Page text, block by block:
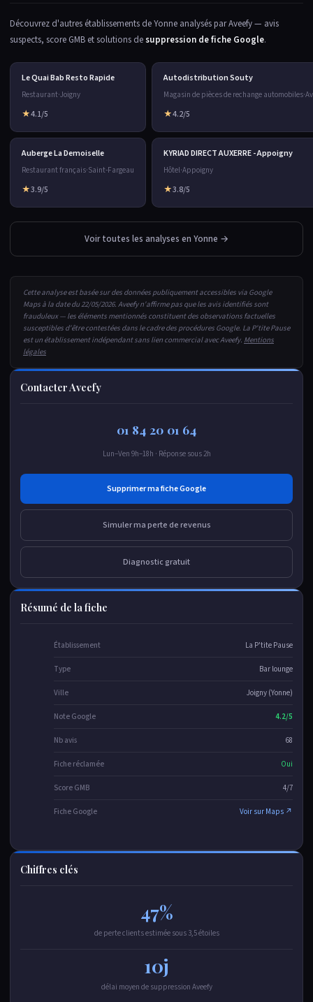
Découvrez d'autres établissements de Yonne analysés par Aveefy — avis
suspects, score GMB et solutions desuppression de fiche Google.
Le Quai Bab Resto Rapide
Restaurant·Joigny
★4.1/5
Autodistribution Souty
Magasin de pièces de rechange automobiles·
★4.2/5
Auberge La Demoiselle
Restaurant français·Saint-Fargeau
★3.9/5
KYRIAD DIRECT AUXERRE - Appoigny
Hôtel·Appoigny
★3.8/5
Voir toutes les analyses en Yonne →
Cette analyse est basée sur des données publiquement accessibles via Google
Maps à la date du 22/05/2026. Aveefy n'affirme pas que les avis identifiés sont
frauduleux — les éléments mentionnés constituent des observations factuelles
susceptibles d'être contestées dans le cadre des procédures Google. La P'tite Pause
est un établissement indépendant sans lien commercial avec Aveefy. Mentions
légales
Contacter Aveefy
01 84 20 01 64
Lun–Ven 9h–18h · Réponse sous 2h
Supprimer ma fiche Google
Simuler ma perte de revenus
Diagnostic gratuit
Résumé de la fiche
Établissement La P'tite Pause
Type Bar lounge
Ville Joigny (Yonne)
Note Google 4.2/5
Nb avis 68
Fiche réclamée Oui
Score GMB 4/7
Fiche Google Voir sur Maps ↗
Chiffres clés
47%
de perte clients estimée sous 3,5 étoiles
10j
délai moyen de suppression Aveefy